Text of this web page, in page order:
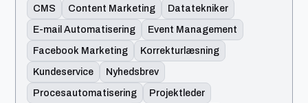
CMS
Content Marketing
Datatekniker
E-mail Automatisering
Event Management
Facebook Marketing
Korrekturlæsning
Kundeservice
Nyhedsbrev
Procesautomatisering
Projektleder